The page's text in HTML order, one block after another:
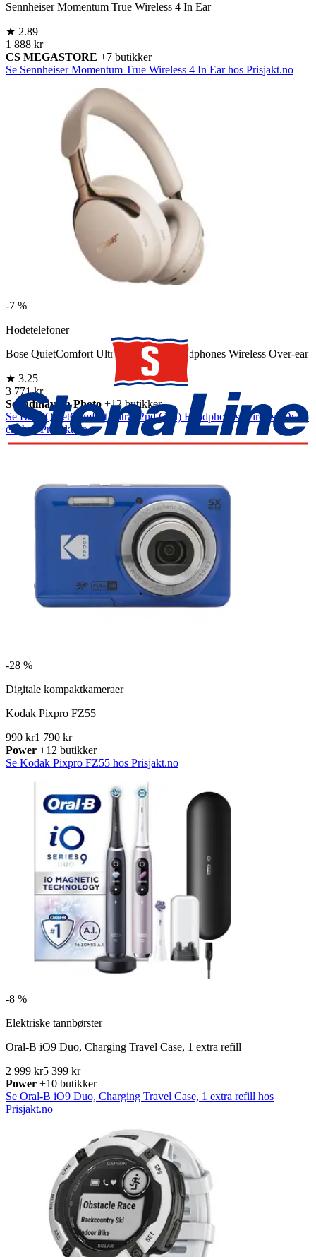
Sennheiser Momentum True Wireless 4 In Ear
★ 2.89
1 888 kr
CS MEGASTORE +7 butikker
Se Sennheiser Momentum True Wireless 4 In Ear hos Prisjakt.no
-7 %
Hodetelefoner
Bose QuietComfort Ultra (2nd Gen) Headphones Wireless Over-ear
★ 3.25
3 771 kr
Scandinavian Photo +12 butikker
Se Bose QuietComfort Ultra (2nd Gen) Headphones Wireless Over-
ear hos Prisjakt.no
-28 %
Digitale kompaktkameraer
Kodak Pixpro FZ55
990 kr1 790 kr
Power +12 butikker
Se Kodak Pixpro FZ55 hos Prisjakt.no
-8 %
Elektriske tannbørster
Oral-B iO9 Duo, Charging Travel Case, 1 extra refill
2 999 kr5 399 kr
Power +10 butikker
Se Oral-B iO9 Duo, Charging Travel Case, 1 extra refill hos
Prisjakt.no